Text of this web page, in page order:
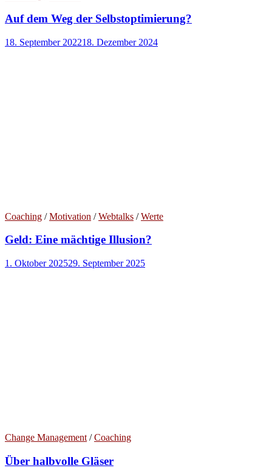
Auf dem Weg der Selbstoptimierung?
18. September 202218. Dezember 2024
Coaching /Motivation /Webtalks /Werte
Geld: Eine mächtige Illusion?
1. Oktober 202529. September 2025
Change Management /Coaching
Über halbvolle Gläser